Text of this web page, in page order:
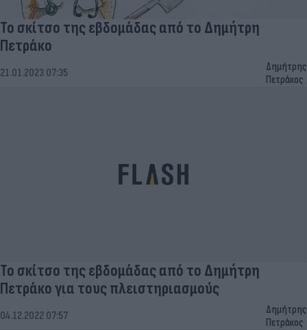
Το σκίτσο της εβδομάδας από το Δημήτρη
Πετράκο
21.01.2023 07:35
Δημήτρης
Πετράκος
Το σκίτσο της εβδομάδας από το Δημήτρη
Πετράκο για τους πλειστηριασμούς
04.12.2022 07:57
Δημήτρης
Πετράκος